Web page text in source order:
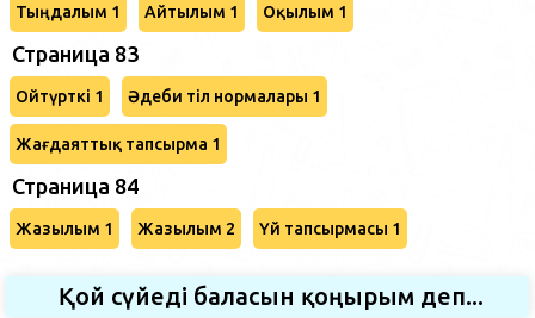
Тыңдалым 1 Айтылым 1 Оқылым 1
Страница 83
Ойтүрткі 1 Әдеби тіл нормалары 1
Жағдаяттық тапсырма 1
Страница 84
Жазылым 1 Жазылым 2 Үй тапсырмасы 1
Қой сүйеді баласын қоңырым деп...